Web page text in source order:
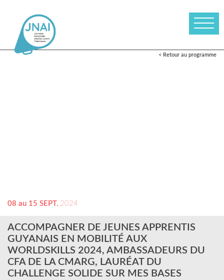
< Retour au programme
08 au 15 SEPT. 2024
ACCOMPAGNER DE JEUNES APPRENTIS
GUYANAIS EN MOBILITÉ AUX
WORLDSKILLS 2024, AMBASSADEURS DU
CFA DE LA CMARG, LAURÉAT DU
CHALLENGE SOLIDE SUR MES BASES